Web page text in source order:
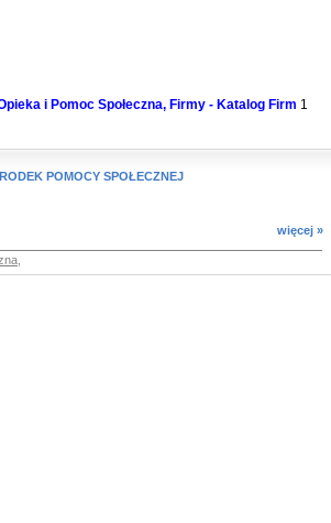
i Pomoc Społeczna, Firmy - Katalog Firm 1
POMOCY SPOŁECZNEJ
więcej »